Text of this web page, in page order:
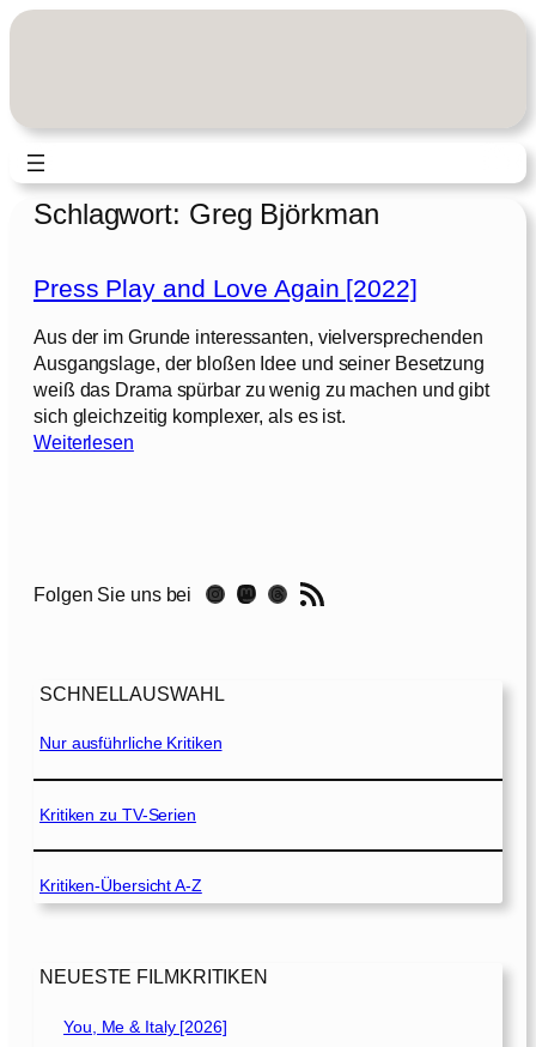
Zum
Schlagwort: Greg Björkman
Press Play and Love Again [2022]
Aus der im Grunde interessanten, vielversprechenden
Ausgangslage, der bloßen Idee und seiner Besetzung
weiß das Drama spürbar zu wenig zu machen und gibt
sich gleichzeitig komplexer, als es ist.
Weiterlesen:
P
a
d
L
o
A
g
[
Folgen Sie uns bei Instagram Mastodon Threads RSS-Feed
SCHNELLAUSWAHL
Nur ausführliche Kritiken
Kritiken zu TV-Serien
Kritiken-Übersicht A-Z
NEUESTE FILMKRITIKEN
You, Me & Italy [2026]